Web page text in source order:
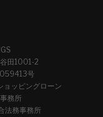
田1001-2
号
ョッピングローン
務所
法務事務所